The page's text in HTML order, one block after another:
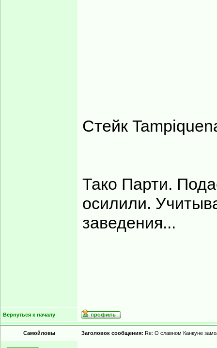
Стейк
Тако Парти.
осилили.
заведения...
Вернуться к началу
Самойловы Заголовок сообщения: Re: О славном Канкуне